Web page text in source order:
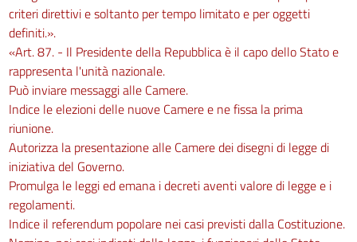
criteri direttivi e soltanto per tempo limitato e per oggetti
definiti.».
«Art. 87. - Il Presidente della Repubblica è il capo dello Stato e
rappresenta l'unità nazionale.
Può inviare messaggi alle Camere.
Indice le elezioni delle nuove Camere e ne fissa la prima
riunione.
Autorizza la presentazione alle Camere dei disegni di legge di
iniziativa del Governo.
Promulga le leggi ed emana i decreti aventi valore di legge e i
regolamenti.
Indice il referendum popolare nei casi previsti dalla Costituzione.